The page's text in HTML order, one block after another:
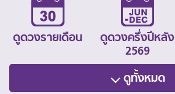
ดูดวงรายเดือน
ดูดวงครึ่งปีหลัง
2569
ดูทั้งหมด